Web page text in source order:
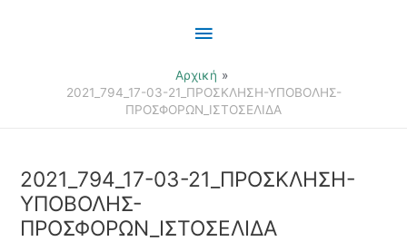
Αρχική
2021_794_17-03-21_ΠΡΟΣΚΛΗΣΗ-ΥΠΟΒΟΛΗΣ-
ΠΡΟΣΦΟΡΩΝ_ΙΣΤΟΣΕΛΙΔΑ
2021_794_17-03-21_ΠΡΟΣΚΛΗΣΗ-
ΥΠΟΒΟΛΗΣ-
ΠΡΟΣΦΟΡΩΝ_ΙΣΤΟΣΕΛΙΔΑ